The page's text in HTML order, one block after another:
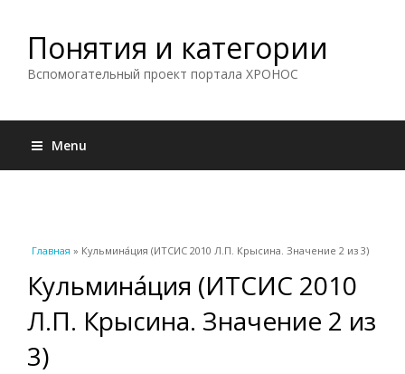
Понятия и категории
Вспомогательный проект портала ХРОНОС
Menu
Вы здесь
Главная » Кульмина́ция (ИТСИС 2010 Л.П. Крысина. Значение 2 из 3)
Кульмина́ция (ИТСИС 2010
Л.П. Крысина. Значение 2 из
3)